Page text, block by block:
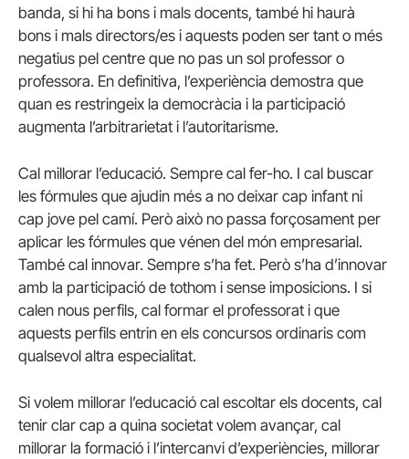
banda, si hi ha bons i mals docents, també hi haurà
bons i mals directors/es i aquests poden ser tant o més
negatius pel centre que no pas un sol professor o
professora. En definitiva, l’experiència demostra que
quan es restringeix la democràcia i la participació
augmenta l’arbitrarietat i l’autoritarisme.
Cal millorar l’educació. Sempre cal fer-ho. I cal buscar
les fórmules que ajudin més a no deixar cap infant ni
cap jove pel camí. Però això no passa forçosament per
aplicar les fórmules que vénen del món empresarial.
També cal innovar. Sempre s’ha fet. Però s’ha d’innovar
amb la participació de tothom i sense imposicions. I si
calen nous perfils, cal formar el professorat i que
aquests perfils entrin en els concursos ordinaris com
qualsevol altra especialitat.
Si volem millorar l’educació cal escoltar els docents, cal
tenir clar cap a quina societat volem avançar, cal
millorar la formació i l’intercanvi d’experiències, millorar